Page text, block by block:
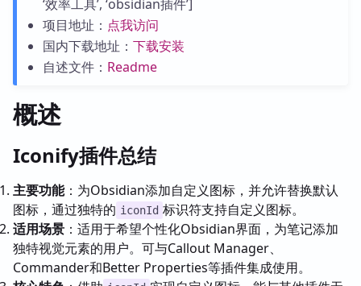
‘效率工具’, ‘obsidian插件’]
项目地址： 点我访问
国内下载地址： 下载安装
自述文件： Readme
概述
Iconify插件总结
主要功能：为Obsidian添加自定义图标，并允许替换默认
图标，通过独特的 iconId 标识符支持自定义图标。
适用场景 ：适用于希望个性化Obsidian界面，为笔记添加
独特视觉元素的用户。可与Callout Manager、
Commander和Better Properties等插件集成使用。